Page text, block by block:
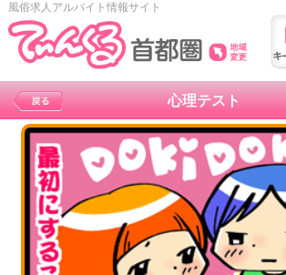
風俗求人アルバイト情報サイト
心理テスト